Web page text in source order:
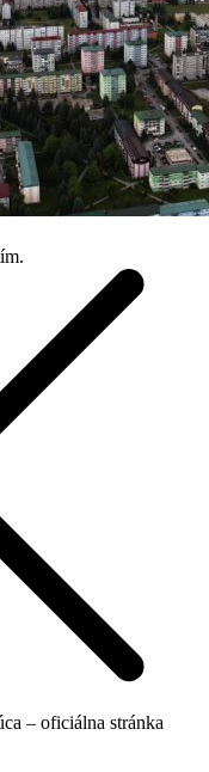
– oficiálna stránka